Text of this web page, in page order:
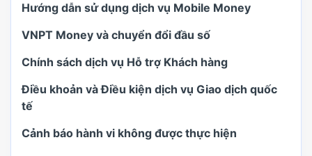
Hướng dẫn sử dụng dịch vụ Mobile Money
VNPT Money và chuyển đổi đầu số
Chính sách dịch vụ Hỗ trợ Khách hàng
Điều khoản và Điều kiện dịch vụ Giao dịch quốc
tế
Cảnh báo hành vi không được thực hiện